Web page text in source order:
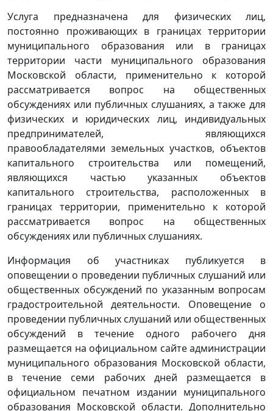
Услуга предназначена для физических лиц,
постоянно проживающих в границах территории
муниципального образования или в границах
территории части муниципального образования
Московской области, применительно к которой
рассматривается вопрос на общественных
обсуждениях или публичных слушаниях, а также для
физических и юридических лиц, индивидуальных
предпринимателей, являющихся
правообладателями земельных участков, объектов
капитального строительства или помещений,
являющихся частью указанных объектов
капитального строительства, расположенных в
границах территории, применительно к которой
рассматривается вопрос на общественных
обсуждениях или публичных слушаниях.
Информация об участниках публикуется в
оповещении о проведении публичных слушаний или
общественных обсуждений по указанным вопросам
градостроительной деятельности. Оповещение о
проведении публичных слушаний или общественных
обсуждений в течение одного рабочего дня
размещается на официальном сайте администрации
муниципального образования Московской области,
в течение семи рабочих дней размещается в
официальном печатном издании муниципального
образования Московской области. Дополнительно